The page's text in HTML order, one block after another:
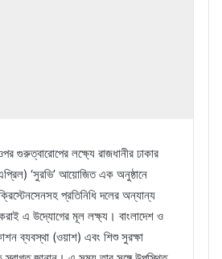
গুরুত্বারোপের লক্ষ্যে রাজধানীর ঢাকার
‘সুরভি’ আয়োজিত এক অনুষ্ঠানে
ক্রিস্টেনসেনসহ প্রতিনিধি দলের অন্যান্য
করাই এ উদ্যোগের মূল লক্ষ্য। বাংলাদেশ ও
ব্যবস্থা (ওয়াশ) এবং শিশু সুরক্ষা